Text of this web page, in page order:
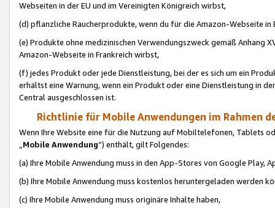
Webseiten in der EU und im Vereinigten Königreich wirbst,
(d) pflanzliche Raucherprodukte, wenn du für die Amazon-Webseite in
(e) Produkte ohne medizinischen Verwendungszweck gemäß Anhang
Amazon-Webseite in Frankreich wirbst,
(f) jedes Produkt oder jede Dienstleistung, bei der es sich um ein
erhältst eine Warnung, wenn ein Produkt oder eine Dienstleistung in
Central ausgeschlossen ist.
Richtlinie für Mobile Anwendungen im Rahmen
Wenn Ihre Website eine für die Nutzung auf Mobiltelefonen, Tablets
„Mobile Anwendung“) enthält, gilt Folgendes:
(a) Ihre Mobile Anwendung muss in den App-Stores von Google Play,
(b) Ihre Mobile Anwendung muss kostenlos heruntergeladen werden
(c) Ihre Mobile Anwendung muss originäre Inhalte haben,